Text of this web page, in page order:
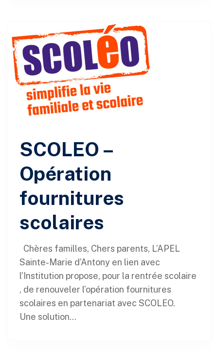
SCOLEO –
Opération
fournitures
scolaires
Chères familles, Chers parents, L’APEL
Sainte-Marie d’Antony en lien avec
l’Institution propose, pour la rentrée scolaire
, de renouveler l’opération fournitures
scolaires en partenariat avec SCOLEO.
Une solution...